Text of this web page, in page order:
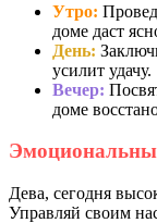
Утро:
доме даст
День:
усилит удачу.
Вечер:
доме
Дева, сегодня
Управляй своим